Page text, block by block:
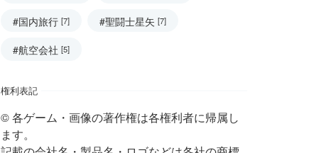
#国内旅行 [7] #聖闘士星矢 [7]
#航空会社 [5]
権利表記
© 各ゲーム・画像の著作権は各権利者に帰属し
ます。